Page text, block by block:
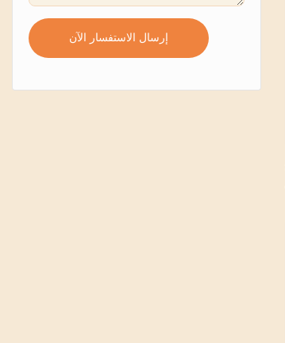
إرسال الاستفسار الآن